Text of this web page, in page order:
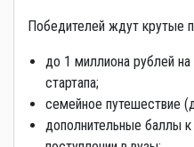
Победителей ждут крутые
до 1 миллиона рублей на
стартапа;
семейное путешествие
дополнительные баллы